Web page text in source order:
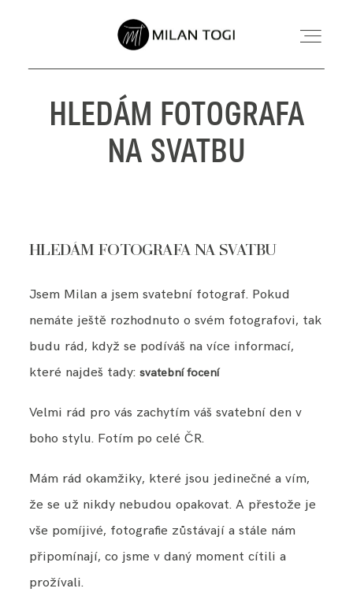
SVATEBNÍ FOCENÍ
RODINNÉ FOCENÍ MIMINEK
KONTAKT
HLEDÁM FOTOGRAFA
NA SVATBU
HLEDÁM FOTOGRAFA NA SVATBU
Jsem Milan a jsem svatební fotograf. Pokud
nemáte ještě rozhodnuto o svém fotografovi, tak
budu rád, když se podíváš na více informací,
které najdeš tady:svatební focení
Velmi rád pro vás zachytím váš svatební den v
boho stylu. Fotím po celé ČR.
Mám rád okamžiky, které jsou jedinečné a vím,
že se už nikdy nebudou opakovat. A přestože je
vše pomíjivé, fotografie zůstávají a stále nám
připomínají, co jsme v daný moment cítili a
prožívali.